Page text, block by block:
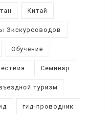
Китай
Экскурсоводов
Обучение
Семинар
туризм
гид-проводник